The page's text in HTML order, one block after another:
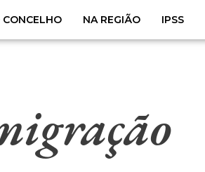
CONCELHO NA REGIÃO IPSS